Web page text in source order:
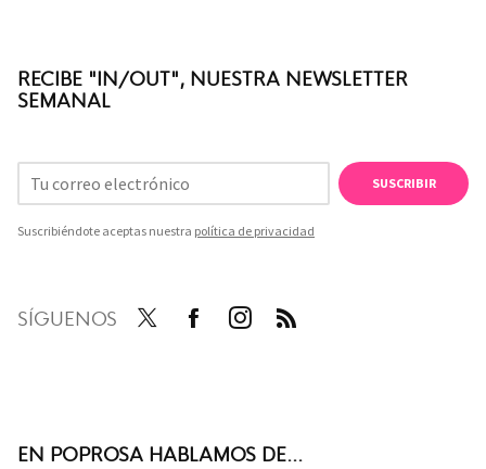
RECIBE "IN/OUT", NUESTRA NEWSLETTER
SEMANAL
SUSCRIBIR
Suscribiéndote aceptas nuestra política de privacidad
SÍGUENOS
EN POPROSA HABLAMOS DE...